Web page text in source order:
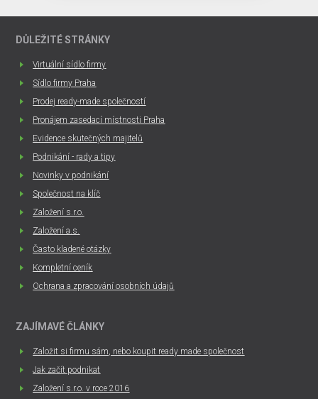
DŮLEŽITÉ STRÁNKY
Virtuální sídlo firmy
Sídlo firmy Praha
Prodej ready-made společností
Pronájem zasedací místnosti Praha
Evidence skutečných majitelů
Podnikání - rady a tipy
Novinky v podnikání
Společnost na klíč
Založení s.r.o.
Založení a.s.
Často kladené otázky
Kompletní ceník
Ochrana a zpracování osobních údajů
ZAJÍMAVÉ ČLÁNKY
Založit si firmu sám, nebo koupit ready made společnost
Jak začít podnikat
Založení s.r.o. v roce 2016